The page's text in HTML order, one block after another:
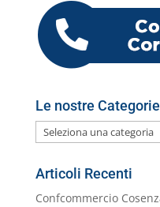
k
ai
l
Le nostre Categorie
Le
nostre
Categorie
Articoli Recenti
Confcommercio